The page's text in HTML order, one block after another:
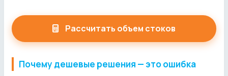
Рассчитать объем стоков
Почему дешевые решения — это ошибка